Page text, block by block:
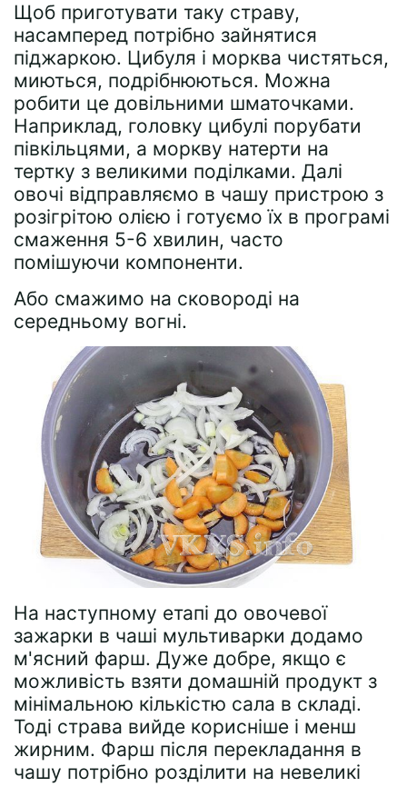
Щоб приготувати таку страву,
насамперед потрібно зайнятися
піджаркою. Цибуля і морква чистяться,
миються, подрібнюються. Можна
робити це довільними шматочками.
Наприклад, головку цибулі порубати
півкільцями, а моркву натерти на
тертку з великими поділками. Далі
овочі відправляємо в чашу пристрою з
розігрітою олією і готуємо їх в програмі
смаження 5-6 хвилин, часто
помішуючи компоненти.
Або смажимо на сковороді на
середньому вогні.
На наступному етапі до овочевої
зажарки в чаші мультиварки додамо
м'ясний фарш. Дуже добре, якщо є
можливість взяти домашній продукт з
мінімальною кількістю сала в складі.
Тоді страва вийде корисніше і менш
жирним. Фарш після перекладання в
чашу потрібно розділити на невеликі